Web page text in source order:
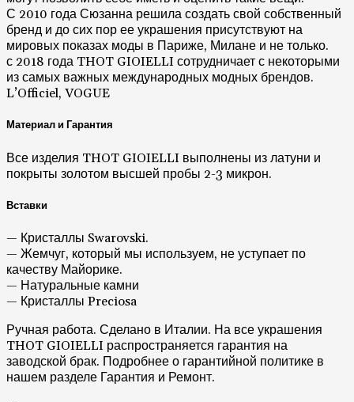
С 2010 года Сюзанна решила создать свой собственный
бренд и до сих пор ее украшения присутствуют на
мировых показах моды в Париже, Милане и не только.
с 2018 года THOT GIOIELLI сотрудничает с некоторыми
из самых важных международных модных брендов.
L’Officiel, VOGUE
Материал и Гарантия
Все изделия THOT GIOIELLI выполнены из латуни и
покрыты золотом высшей пробы 2-3 микрон.
Вставки
— Кристаллы Swarovski.
— Жемчуг, который мы используем, не уступает по
качеству Майорике.
— Натуральные камни
— Кристаллы Preciosa
Ручная работа. Сделано в Италии. На все украшения
THOT GIOIELLI распространяется гарантия на
заводской брак. Подробнее о гарантийной политике в
нашем разделе Гарантия и Ремонт.